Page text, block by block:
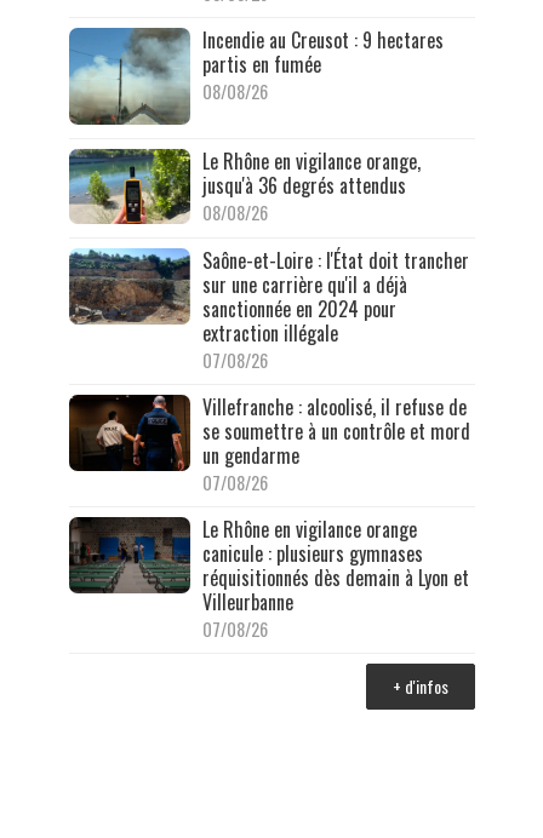
Incendie au Creusot : 9 hectares
partis en fumée
08/08/26
Le Rhône en vigilance orange,
jusqu'à 36 degrés attendus
08/08/26
Saône-et-Loire : l'État doit trancher
sur une carrière qu'il a déjà
sanctionnée en 2024 pour
extraction illégale
07/08/26
Villefranche : alcoolisé, il refuse de
se soumettre à un contrôle et mord
un gendarme
07/08/26
Le Rhône en vigilance orange
canicule : plusieurs gymnases
réquisitionnés dès demain à Lyon et
Villeurbanne
07/08/26
+ d'infos